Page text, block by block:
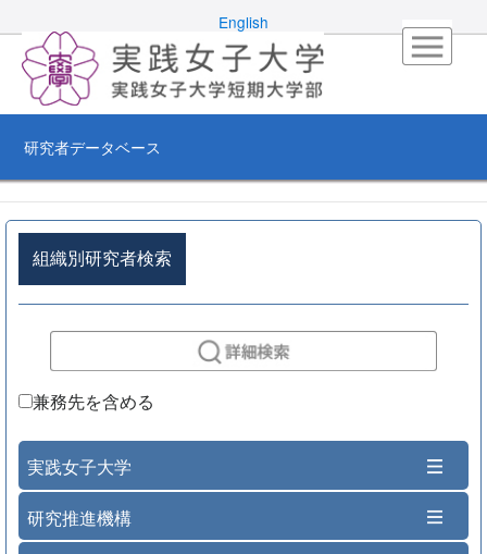
English
研究者データベース
組織別研究者検索
兼務先を含める
実践女子大学
研究推進機構